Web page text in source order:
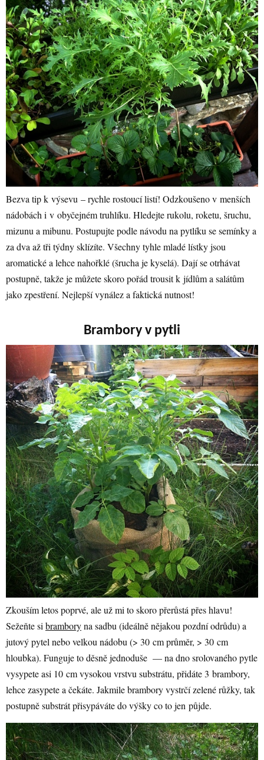
Bezva tip k výsevu – rychle rostoucí listí! Odzkoušeno v menších
nádobách i v obyčejném truhlíku. Hledejte rukolu, roketu, šruchu,
mizunu a mibunu. Postupujte podle návodu na pytlíku se semínky a
za dva až tři týdny sklízíte. Všechny tyhle mladé lístky jsou
aromatické a lehce nahořklé (šrucha je kyselá). Dají se otrhávat
postupně, takže je můžete skoro pořád trousit k jídlům a salátům
jako zpestření. Nejlepší vynález a faktická nutnost!
Brambory v pytli
Zkouším letos poprvé, ale už mi to skoro přerůstá přes hlavu!
Sežeňte si bramboryna sadbu (ideálně nějakou pozdní odrůdu) a
jutový pytel nebo velkou nádobu (> 30 cm průměr, > 30 cm
hloubka). Funguje to děsně jednoduše — na dno srolovaného pytle
vysypete asi 10 cm vysokou vrstvu substrátu, přidáte 3 brambory,
lehce zasypete a čekáte. Jakmile brambory vystrčí zelené růžky, tak
postupně substrát přisypáváte do výšky co to jen půjde.